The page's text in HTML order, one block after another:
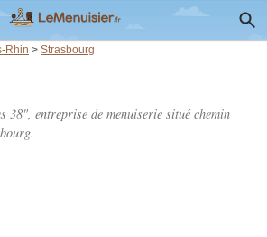
Rhin > Strasbourg
38", entreprise de menuiserie situé chemin